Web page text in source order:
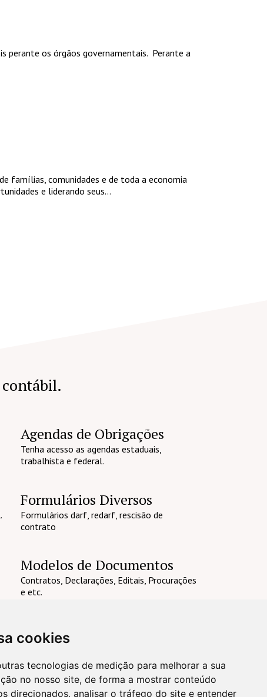
cookies
tecnologias de medição para melhorar a sua
no nosso site, de forma a mostrar conteúdo
direcionados, analisar o tráfego do site e entender
perante os órgãos governamentais. Perante a
famílias, comunidades e de toda a economia
e liderando seus...
Agendas de Obrigações
Tenha acesso as agendas estaduais,
trabalhista e federal.
Formulários Diversos
Formulários darf, redarf, rescisão de
contrato
Modelos de Documentos
Contratos, Declarações, Editais, Procurações
e etc.